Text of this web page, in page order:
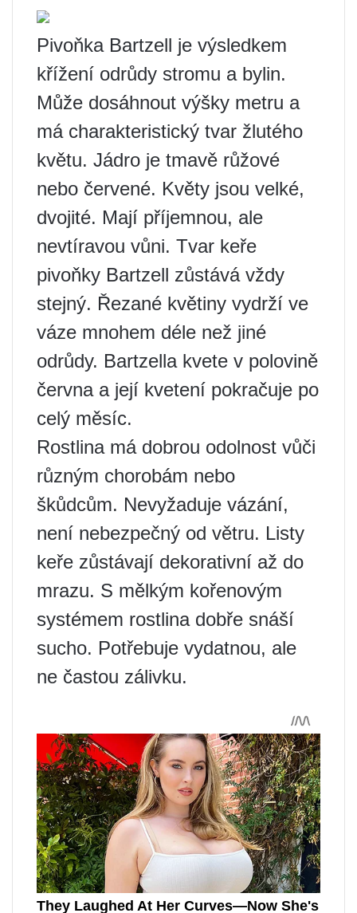
Pivoňka Bartzell je výsledkem
křížení odrůdy stromu a bylin.
Může dosáhnout výšky metru a
má charakteristický tvar žlutého
květu. Jádro je tmavě růžové
nebo červené. Květy jsou velké,
dvojité. Mají příjemnou, ale
nevtíravou vůni. Tvar keře
pivoňky Bartzell zůstává vždy
stejný. Řezané květiny vydrží ve
váze mnohem déle než jiné
odrůdy. Bartzella kvete v polovině
června a její kvetení pokračuje po
celý měsíc.
Rostlina má dobrou odolnost vůči
různým chorobám nebo
škůdcům. Nevyžaduje vázání,
není nebezpečný od větru. Listy
keře zůstávají dekorativní až do
mrazu. S mělkým kořenovým
systémem rostlina dobře snáší
sucho. Potřebuje vydatnou, ale
ne častou zálivku.